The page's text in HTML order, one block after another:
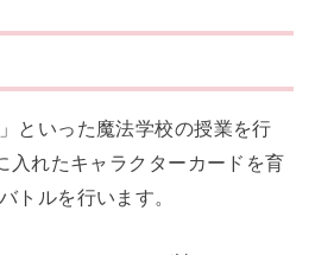
といった魔法学校の授業を行
入れたキャラクターカードを育
トルを行います。